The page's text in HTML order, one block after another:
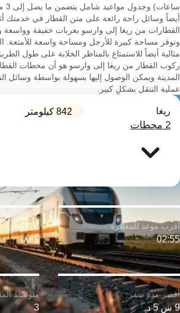
أيضاً وسائل راحة رائعة على متن القطار في خدمتك
القطارات من ريغا إلى وارسو بعربات خفيفة وواسعة
وتوفر مساحة كبيرة للأرجل ومساحة واسعة للأمتعة.
مثالية أيضاً للاستمتاع بالمناظر الخلابة على طول
ركوب القطار من ريغا إلى وارسو هو أن محطات
المدينة ويمكن الوصول إليها بسهولة بواسطة وسائل
عملية التنقل بشكلٍ كبير.
ريغا 842 كيلومتر
2 محطات
9 س 5 د
02:55 $٨٢
3